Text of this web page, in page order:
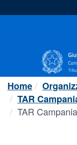
al
Home
TAR
TAR